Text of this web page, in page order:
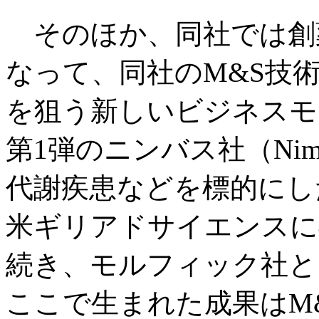
そのほか、同社では
なって、同社のM&S技
を狙う新しいビジネス
第1弾のニンバス社（
代謝疾患などを標的に
米ギリアドサイエンス
続き、モルフィック社
ここで生まれた成果は